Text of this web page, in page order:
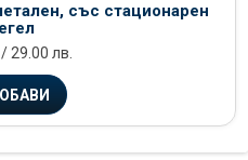
със стационарен
29.00 лв.